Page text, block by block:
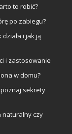
to robić?
po zabiegu?
i jak ją
i zastosowanie
w domu?
poznaj sekrety
naturalny czy